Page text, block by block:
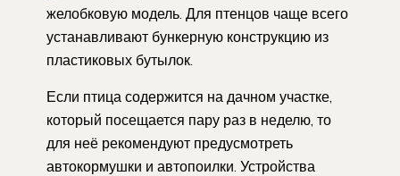
желобковую модель. Для птенцов чаще всего
устанавливают бункерную конструкцию из
пластиковых бутылок.
Если птица содержится на дачном участке,
который посещается пару раз в неделю, то
для неё рекомендуют предусмотреть
автокормушки и автопоилки. Устройства